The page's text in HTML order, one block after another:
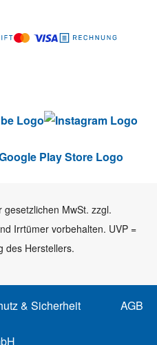
MwSt. zzgl.
Irrtümer vorbehalten. UVP =
des Herstellers.
& Sicherheit AGB